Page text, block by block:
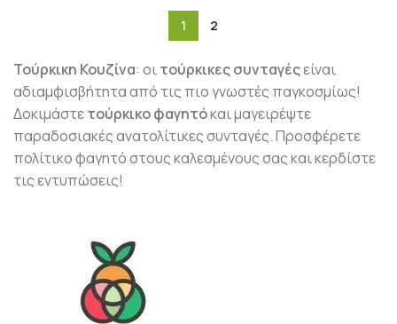
1 2
Τούρκικη Κουζίνα: οιτούρκικες συνταγέςείναι
αδιαμφισβήτητα από τις πιο γνωστές παγκοσμίως!
Δοκιμάστετούρκικο φαγητόκαι μαγειρέψτε
παραδοσιακές ανατολίτικες συνταγές. Προσφέρετε
πολίτικο φαγητό στους καλεσμένους σας και κερδίστε
τις εντυπώσεις!